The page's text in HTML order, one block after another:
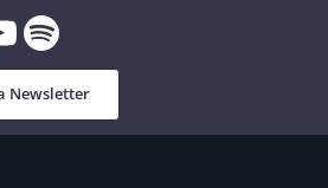
Spotify
Newsletter